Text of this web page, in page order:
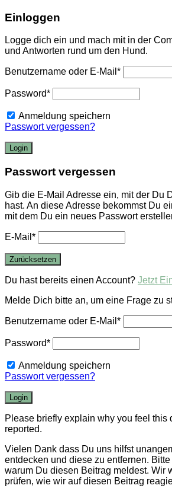
Einloggen
Logge dich ein und mach mit in der
und Antworten rund um den Hund.
Benutzername oder E-Mail *
Password*
Anmeldung speichern
Passwort vergessen?
Passwort vergessen
Gib die E-Mail Adresse ein, mit der Du
hast. An diese Adresse bekommst Du
mit dem Du ein neues Passwort
E-Mail *
Du hast bereits einen Account? Jetzt
Melde Dich bitte an, um eine Frage zu
Benutzername oder E-Mail *
Password*
Anmeldung speichern
Passwort vergessen?
Please briefly explain why you feel this
reported.
Vielen Dank dass Du uns hilfst
entdecken und diese zu entfernen.
warum Du diesen Beitrag meldest. Wir
prüfen, wie wir auf diesen Beitrag